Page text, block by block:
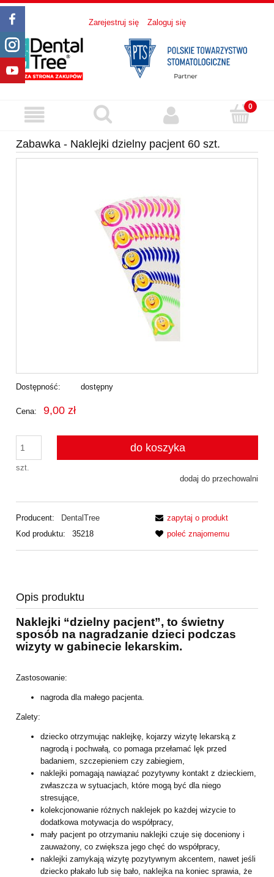
Zarejestruj się Zaloguj się
Zabawka - Naklejki dzielny pacjent 60 szt.
Dostępność: dostępny
Cena: 9,00 zł
szt.
do koszyka
dodaj do przechowalni
Producent:
DentalTree
Kod produktu:
35218
zapytaj o produkt
poleć znajomemu
Opis produktu
Naklejki “dzielny pacjent”, to świetny
sposób na nagradzanie dzieci podczas
wizyty w gabinecie lekarskim.
Zastosowanie:
nagroda dla małego pacjenta.
Zalety:
dziecko otrzymując naklejkę, kojarzy wizytę lekarską z
nagrodą i pochwałą, co pomaga przełamać lęk przed
badaniem, szczepieniem czy zabiegiem,
naklejki pomagają nawiązać pozytywny kontakt z dzieckiem,
zwłaszcza w sytuacjach, które mogą być dla niego
stresujące,
kolekcjonowanie różnych naklejek po każdej wizycie to
dodatkowa motywacja do współpracy,
mały pacjent po otrzymaniu naklejki czuje się doceniony i
zauważony, co zwiększa jego chęć do współpracy,
naklejki zamykają wizytę pozytywnym akcentem, nawet jeśli
dziecko płakało lub się bało, naklejka na koniec sprawia, że